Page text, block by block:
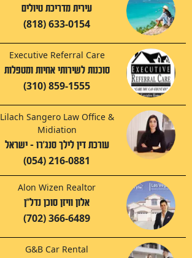
עירית מדריכת טיולים
(818) 633-0154
Executive Referral Care
סוכנות לשירותי אחיות ומטפלות
(310) 859-1555
Lilach Sangero Law Office &
Midiation
עורכת דין לילך סנג'רו - ישראל
(054) 216-0881
Alon Wizen Realtor
אלון וויזן סוכן נדל"ן
(702) 366-6489
G&B Car Rental